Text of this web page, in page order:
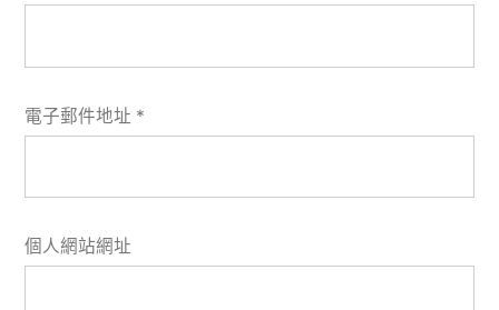
電子郵件地址 *
個人網站網址